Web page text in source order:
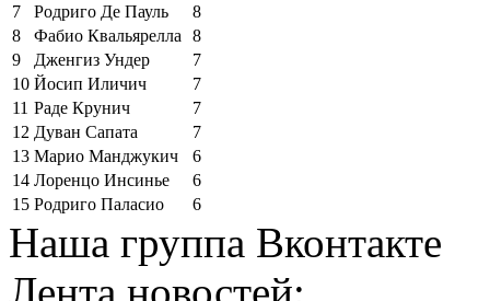
7
Родриго Де Пауль
8
8
Фабио Квальярелла
8
9
Дженгиз Ундер
7
10 Йосип Иличич
7
11 Раде Крунич
7
12 Дуван Сапата
7
13 Марио Манджукич
6
14 Лоренцо Инсинье
6
15 Родриго Паласио 6
Наша группа Вконтакте
Лента новостей: